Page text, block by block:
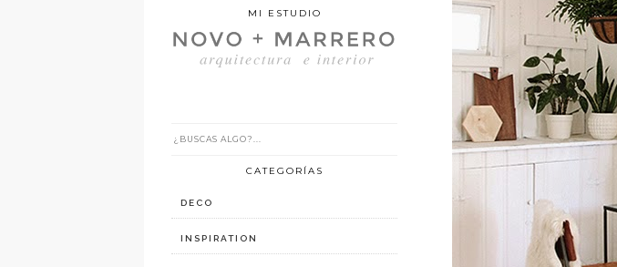
MI ESTUDIO
CATEGORÍAS
DECO
INSPIRATION